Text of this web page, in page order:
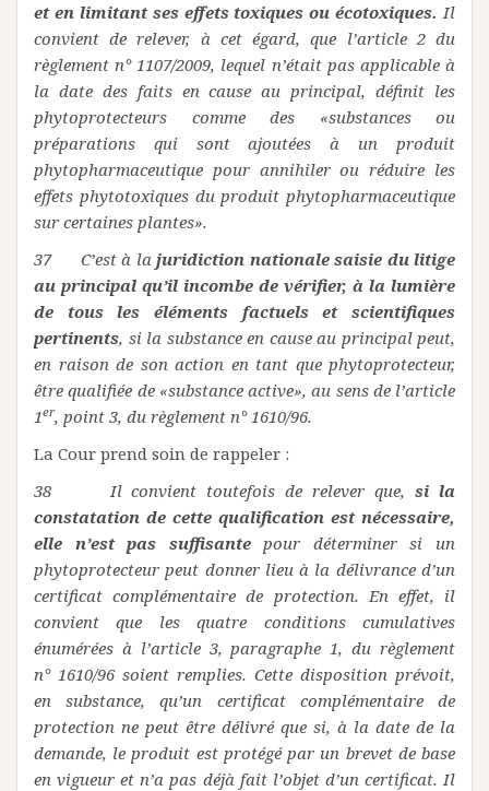
et en limitant ses effets toxiques ou écotoxiques. Il
convient de relever, à cet égard, que l’article 2 du
règlement n° 1107/2009, lequel n’était pas applicable à
la date des faits en cause au principal, définit les
phytoprotecteurs comme des «substances ou
préparations qui sont ajoutées à un produit
phytopharmaceutique pour annihiler ou réduire les
effets phytotoxiques du produit phytopharmaceutique
sur certaines plantes».
37 C’est à lajuridiction nationale saisie du litige
au principal qu’il incombe de vérifier, à la lumière
de tous les éléments factuels et scientifiques
pertinents, si la substance en cause au principal peut,
en raison de son action en tant que phytoprotecteur,
être qualifiée de «substance active», au sens de l’article
1er, point 3, du règlement n° 1610/96.
La Cour prend soin de rappeler :
38 Il convient toutefois de relever que,si la
constatation de cette qualification est nécessaire,
elle n’est pas suffisantepour déterminer si un
phytoprotecteur peut donner lieu à la délivrance d’un
certificat complémentaire de protection. En effet, il
convient que les quatre conditions cumulatives
énumérées à l’article 3, paragraphe 1, du règlement
n° 1610/96 soient remplies. Cette disposition prévoit,
en substance, qu’un certificat complémentaire de
protection ne peut être délivré que si, à la date de la
demande, le produit est protégé par un brevet de base
en vigueur et n’a pas déjà fait l’objet d’un certificat. Il